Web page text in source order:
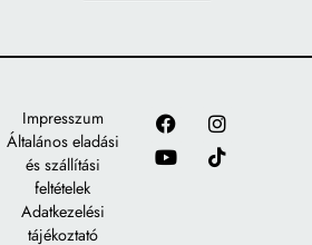
Impresszum
Általános eladási
és szállítási
feltételek
Adatkezelési
tájékoztató